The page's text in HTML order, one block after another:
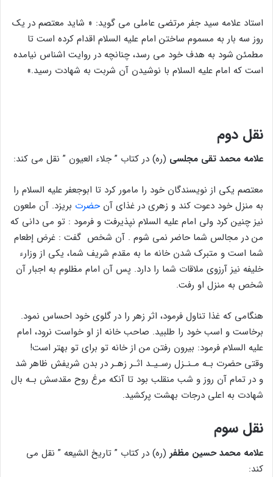
استاد علامه سید جفر مرتضی عاملی می گوید: « شاید معتصم در یك
روز سه بار به مسموم ساختن امام علیه السلام اقدام كرده است تا
مطمئن شود به هدف خود مى رسد، چنانچه در روایت اشناس نیامده
است كه امام علیه السلام با نوشیدن آن شربت به شهادت رسید.»
نقل دوم
علامه محمد تقی مجلسی (ره) در کتاب ” جلاء العیون ” نقل می کند:
معتصم یكى از نویسندگان خود را مامور كرد تا ابوجعفر علیه السلام را
به منزل خود دعوت كند و زهرى در غذای آنحضرت بریزد. آن ملعون
نیز چنین كرد ولى امام علیه السلام نپذیرفت و فرمود : تو مى دانى كه
من در مجالس شما حاضر نمى شوم . آن شخص ‍ گفت : غرض إطعام
شما است و متبرك شدن خانه ما به مقدم شریف شما، یكى از وزارء
خلیفه نیز آرزوى ملاقات شما را دارد. پس آن امام مظلوم به اجبار آن
شخص به منزل او رفت.
هنگامی که غذا تناول فرمود، اثر زهر را در گلوى خود احساس نمود.
برخاست و اسب خود را طلبید. صاحب خانه از او خواست نرود، امام
علیه السلام فرمود: بیرون رفتن من از خانه تو براى تو بهتر است!
وقتی حضرت بـه مـنـزل رسـیـد اثـر زهـر در بدن شریفش ظاهر شد
و در تمام آن روز و شب منقلب بود تا آنكه مرغ روح مقدسش بـه بال
شهادت به اعلی درجات بهشت پرکشید.
نقل سوم
علامه محمد حسین مظفر (ره) در کتاب ” تاریخ الشیعه ” نقل می
کند: